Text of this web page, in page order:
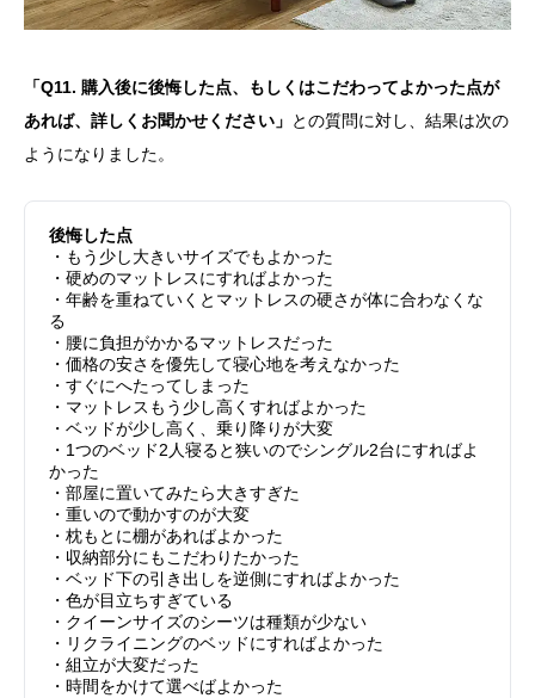
「Q11. 購入後に後悔した点、もしくはこだわってよかった点が
あれば、詳しくお聞かせください」 との質問に対し、結果は次の
ようになりました。
後悔した点
・もう少し大きいサイズでもよかった
・硬めのマットレスにすればよかった
・年齢を重ねていくとマットレスの硬さが体に合わなくな
る
・腰に負担がかかるマットレスだった
・価格の安さを優先して寝心地を考えなかった
・すぐにへたってしまった
・マットレスもう少し高くすればよかった
・ベッドが少し高く、乗り降りが大変
・1つのベッド2人寝ると狭いのでシングル2台にすればよ
かった
・部屋に置いてみたら大きすぎた
・重いので動かすのが大変
・枕もとに棚があればよかった
・収納部分にもこだわりたかった
・ベッド下の引き出しを逆側にすればよかった
・色が目立ちすぎている
・クイーンサイズのシーツは種類が少ない
・リクライニングのベッドにすればよかった
・組立が大変だった
・時間をかけて選べばよかった